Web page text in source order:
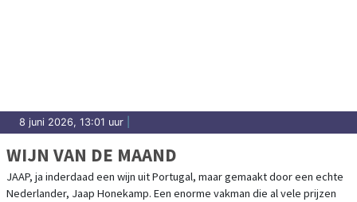
8 juni 2026, 13:01 uur
WIJN VAN DE MAAND
JAAP, ja inderdaad een wijn uit Portugal, maar gemaakt door een echte
Nederlander, Jaap Honekamp. Een enorme vakman die al vele prijzen